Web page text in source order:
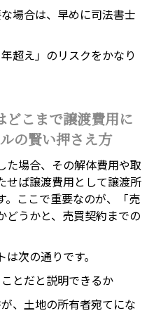
場合は、早めに司法書士
超え」のリスクをかなり
どこまで譲渡費用に
の賢い押さえ方
た場合、その解体費用や取
せば譲渡費用として譲渡所
。ここで重要なのが、「売
どうかと、売買契約までの
次の通りです。
とだと説明できるか
、土地の所有者宛てにな